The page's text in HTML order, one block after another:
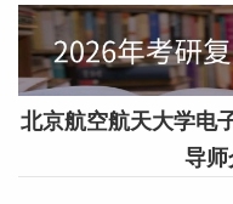
北京航空航天大学电
导师